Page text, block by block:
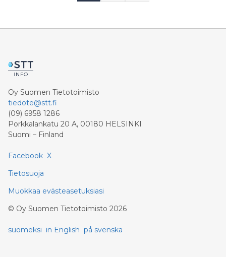
Oy Suomen Tietotoimisto
tiedote@stt.fi
(09) 6958 1286
Porkkalankatu 20 A, 00180 HELSINKI
Suomi – Finland
Facebook X
Tietosuoja
Muokkaa evästeasetuksiasi
© Oy Suomen Tietotoimisto 2026
suomeksi in English på svenska